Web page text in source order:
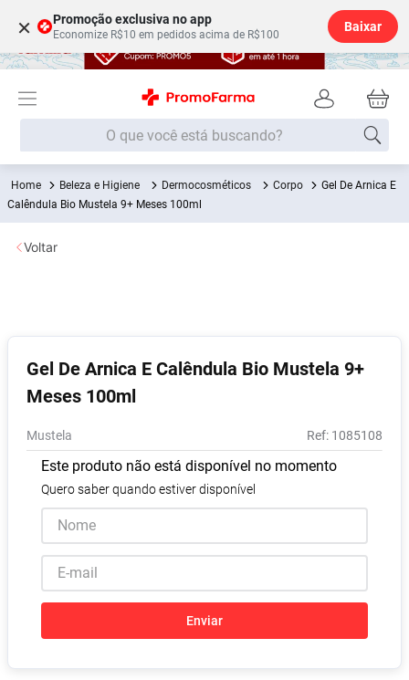
× Promoção exclusiva no app
Economize R$10 em pedidos acima de R$100
Baixar
O que você está buscando?
Beleza e Higiene Dermocosméticos Corpo
Gel De Arnica E
Calêndula Bio Mustela 9+ Meses 100ml
Gel De Arnica E Calêndula Bio Mustela 9+
Meses 100ml
Mustela : 1085108
Este produto não está disponível no momento
Quero saber quando estiver disponível
Enviar
Voltar
Termos mais buscados
1º Fralda
2
6º Shampoo
7º Desodorante
8º
9º Vitamina D
10º Lavitan